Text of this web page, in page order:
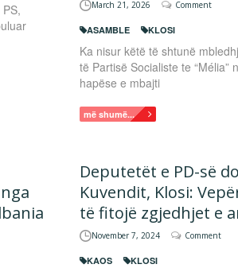
March 21, 2026 Comment
ASAMBLE KLOSI
Ka nisur këtë të shtunë
të Partisë Socialiste te “Mélia”
hapëse e mbajti
më shumë...
Deputetët e PD-së
Kuvendit, Klosi:
të fitojë zgjedhjet e
November 7, 2024 Comment
KAOS KLOSI